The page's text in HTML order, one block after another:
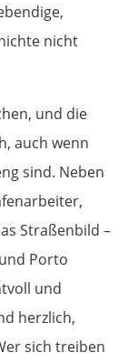
nicht
und die
auch wenn
sind. Neben
Straßenbild –
Porto
und
herzlich,
sich treiben